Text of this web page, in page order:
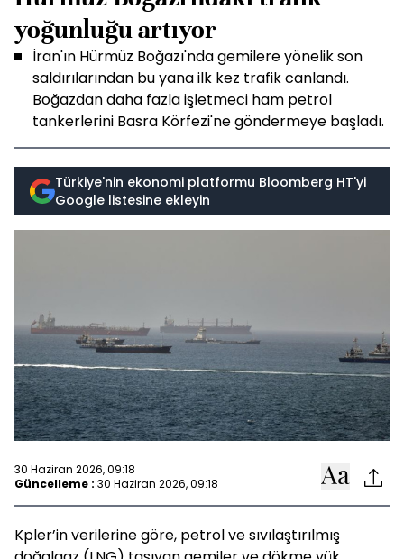
yoğunluğu artıyor
İran'ın Hürmüz Boğazı'nda gemilere yönelik son
saldırılarından bu yana ilk kez trafik canlandı.
Boğazdan daha fazla işletmeci ham petrol
tankerlerini Basra Körfezi'ne göndermeye başladı.
Türkiye'nin ekonomi platformu Bloomberg HT'yi
Google listesine ekleyin
30 Haziran 2026, 09:18
Güncelleme : 30 Haziran 2026, 09:18
Kpler’in verilerine göre, petrol ve sıvılaştırılmış